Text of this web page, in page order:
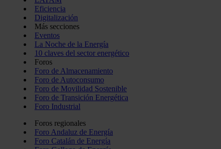
Eficiencia
Digitalización
Más secciones
Eventos
La Noche de la Energía
10 claves del sector energético
Foros
Foro de Almacenamiento
Foro de Autoconsumo
Foro de Movilidad Sostenible
Foro de Transición Energética
Foro Industrial
Foros regionales
Foro Andaluz de Energía
Foro Catalán de Energía